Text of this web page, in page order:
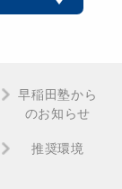
早稲田塾から
のお知らせ
推奨環境